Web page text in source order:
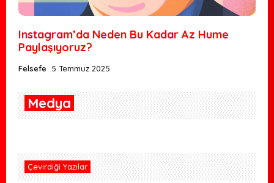
Instagram’da Neden Bu Kadar Az Hume
Paylaşıyoruz?
Felsefe 5 Temmuz 2025
Medya
Çevirdiği Yazılar